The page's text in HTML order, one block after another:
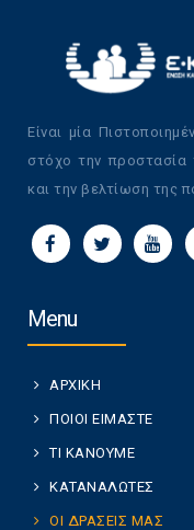
Είναι μία
στόχο την
και την βελτίωση της
Menu
ΑΡΧΙΚΗ
ΠΟΙΟΙ ΕΙΜΑΣΤΕ
ΤΙ ΚΑΝΟΥΜΕ
ΚΑΤΑΝΑΛΩΤΕΣ
ΟΙ ΔΡΑΣΕΙΣ ΜΑΣ